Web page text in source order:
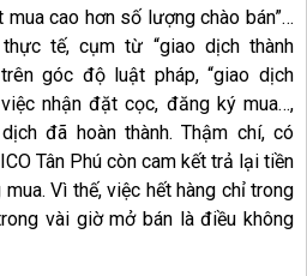
mua cao hơn số lượng chào bán”…
tế, cụm từ “giao dịch thành
góc độ luật pháp, “giao dịch
nhận đặt cọc, đăng ký mua…,
đã hoàn thành. Thậm chí, có
Tân Phú còn cam kết trả lại tiền
Vì thế, việc hết hàng chỉ trong
vài giờ mở bán là điều không